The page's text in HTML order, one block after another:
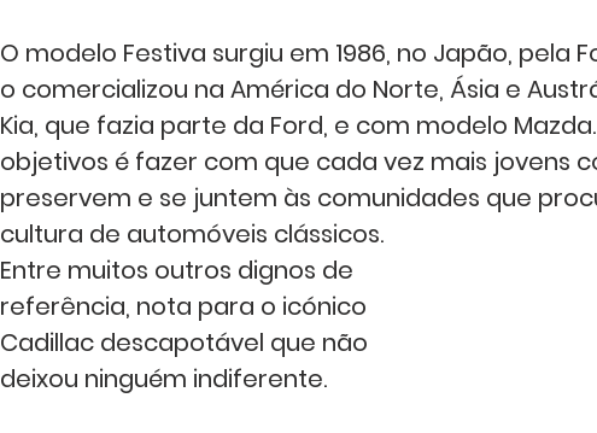
O modelo Festiva surgiu em 1986, no Japão, pela
o comercializou na América do Norte, Ásia e
Kia, que fazia parte da Ford, e com modelo
objetivos é fazer com que cada vez mais jovens
preservem e se juntem às comunidades que
cultura de automóveis clássicos.
Entre muitos outros dignos de
referência, nota para o icónico
Cadillac descapotável que não
deixou ninguém indiferente.